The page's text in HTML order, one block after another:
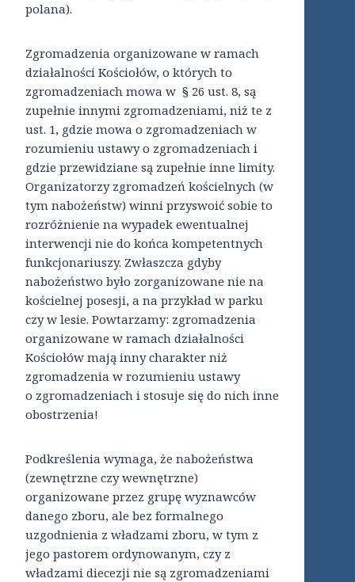
polana).
Zgromadzenia organizowane w ramach
działalności Kościołów, o których to
zgromadzeniach mowa w § 26 ust. 8, są
zupełnie innymi zgromadzeniami, niż te z
ust. 1, gdzie mowa o zgromadzeniach w
rozumieniu ustawy o zgromadzeniach i
gdzie przewidziane są zupełnie inne limity.
Organizatorzy zgromadzeń kościelnych (w
tym nabożeństw) winni przyswoić sobie to
rozróżnienie na wypadek ewentualnej
interwencji nie do końca kompetentnych
funkcjonariuszy. Zwłaszcza gdyby
nabożeństwo było zorganizowane nie na
kościelnej posesji, a na przykład w parku
czy w lesie. Powtarzamy: zgromadzenia
organizowane w ramach działalności
Kościołów mają inny charakter niż
zgromadzenia w rozumieniu ustawy
o zgromadzeniach i stosuje się do nich inne
obostrzenia!
Podkreślenia wymaga, że nabożeństwa
(zewnętrzne czy wewnętrzne)
organizowane przez grupę wyznawców
danego zboru, ale bez formalnego
uzgodnienia z władzami zboru, w tym z
jego pastorem ordynowanym, czy z
władzami diecezji nie są zgromadzeniami